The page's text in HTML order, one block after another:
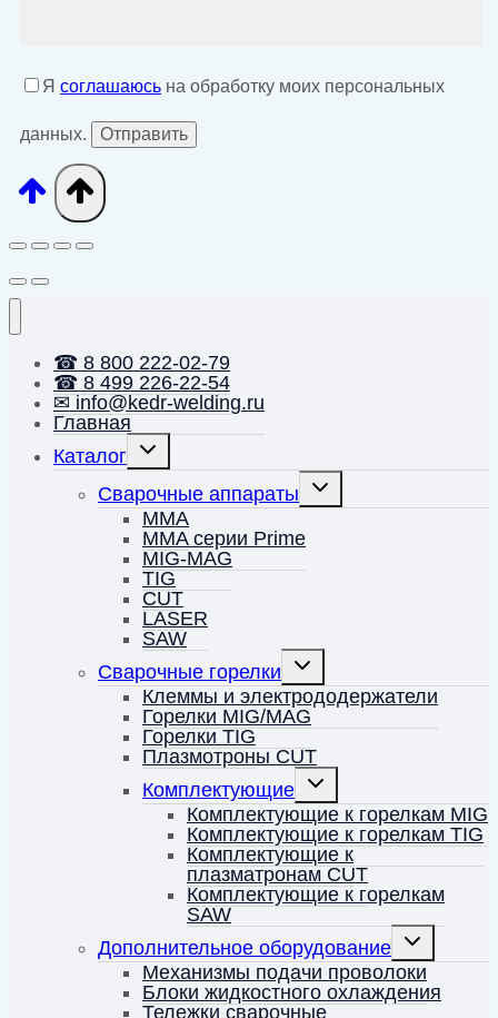
Я соглашаюсь на обработку моих персональных
данных.
☎ 8 800 222-02-79
☎ 8 499 226-22-54
✉ info@kedr-welding.ru
Главная
Каталог
Переключить
Сварочные аппараты
Переключить
MMA
MMA серии Prime
MIG-MAG
TIG
CUT
LASER
SAW
Сварочные горелки
Переключить
меню
Клеммы и электрододержатели
Горелки MIG/MAG
Горелки TIG
Плазмотроны CUT
Комплектующие
Переключить
меню
Комплектующие к горелкам MIG
Комплектующие к горелкам TIG
Комплектующие к
плазматронам CUT
Комплектующие к горелкам
SAW
Дополнительное оборудование
Переключить
меню
Механизмы подачи проволоки
Блоки жидкостного охлаждения
Тележки сварочные